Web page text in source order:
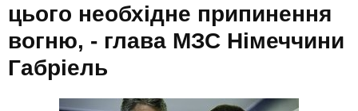
цього необхідне припинення
вогню, - глава МЗС Німеччини
Габріель